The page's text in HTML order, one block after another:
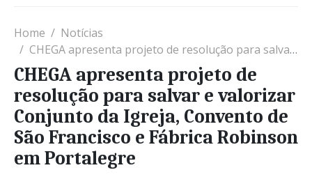
Home
Notícias
CHEGA apresenta projeto de resolução para salvar e valorizar Conjunto da Igreja, Convento de São Francisco e Fábrica Robinson em Portalegre
CHEGA apresenta projeto de
resolução para salvar e valorizar
Conjunto da Igreja, Convento de
São Francisco e Fábrica Robinson
em Portalegre